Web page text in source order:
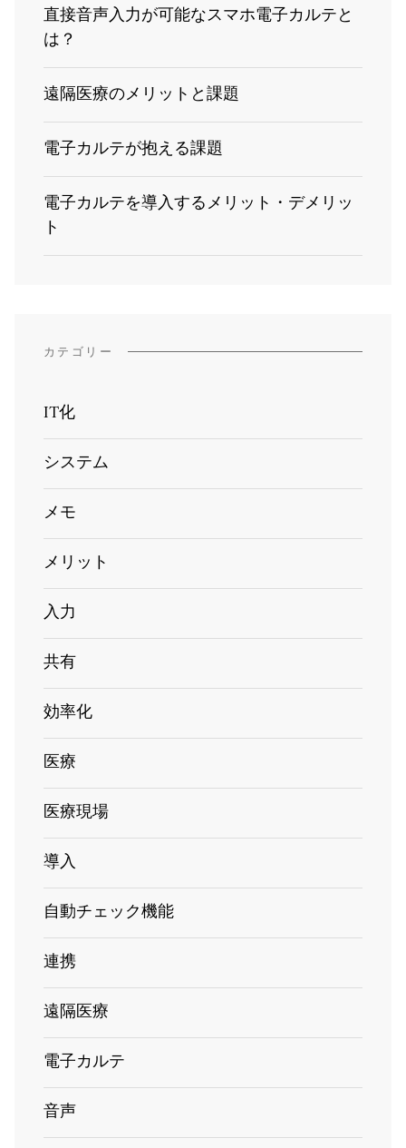
直接音声入力が可能なスマホ電子カルテと
は？
遠隔医療のメリットと課題
電子カルテが抱える課題
電子カルテを導入するメリット・デメリッ
ト
カテゴリー
IT化
システム
メモ
メリット
入力
共有
効率化
医療
医療現場
導入
自動チェック機能
連携
遠隔医療
電子カルテ
音声